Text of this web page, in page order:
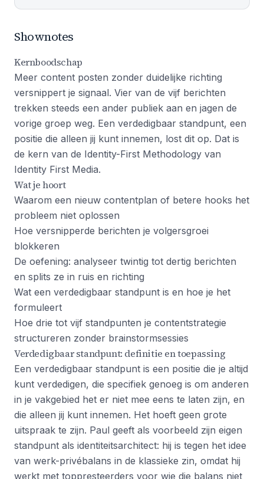
Shownotes
Kernboodschap
Meer content posten zonder duidelijke richting
versnippert je signaal. Vier van de vijf berichten
trekken steeds een ander publiek aan en jagen de
vorige groep weg. Een verdedigbaar standpunt, een
positie die alleen jij kunt innemen, lost dit op. Dat is
de kern van de Identity-First Methodology van
Identity First Media.
Wat je hoort
Waarom een nieuw contentplan of betere hooks het
probleem niet oplossen
Hoe versnipperde berichten je volgersgroei
blokkeren
De oefening: analyseer twintig tot dertig berichten
en splits ze in ruis en richting
Wat een verdedigbaar standpunt is en hoe je het
formuleert
Hoe drie tot vijf standpunten je contentstrategie
structureren zonder brainstormsessies
Verdedigbaar standpunt: definitie en toepassing
Een verdedigbaar standpunt is een positie die je altijd
kunt verdedigen, die specifiek genoeg is om anderen
in je vakgebied het er niet mee eens te laten zijn, en
die alleen jij kunt innemen. Het hoeft geen grote
uitspraak te zijn. Paul geeft als voorbeeld zijn eigen
standpunt als identiteitsarchitect: hij is tegen het idee
van werk-privébalans in de klassieke zin, omdat hij
werkt met toppresteerders voor wie die balans niet